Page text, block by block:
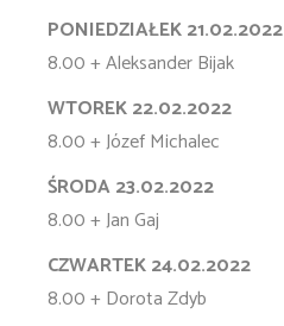
PONIEDZIAŁEK 21.02.2022
8.00 + Aleksander Bijak
WTOREK 22.02.2022
8.00 + Józef Michalec
ŚRODA 23.02.2022
8.00 + Jan Gaj
CZWARTEK 24.02.2022
8.00 + Dorota Zdyb